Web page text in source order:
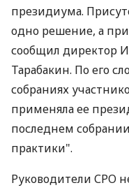
президиума.
одно решение, а
сообщил директор
Тарабакин. По его
собраниях
применяла ее
последнем
практики".
Руководители СРО